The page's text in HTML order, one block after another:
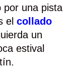
por una pista
el collado
un
estival